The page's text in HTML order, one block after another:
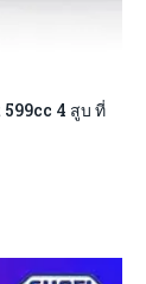
4 สูบ ที่